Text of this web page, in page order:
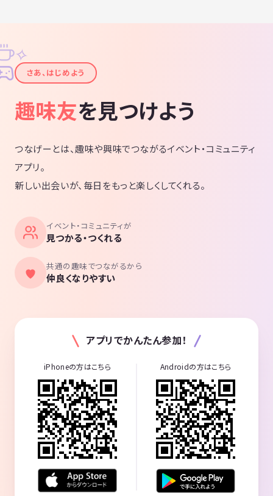
✦
✧
さあ、はじめよう
趣味友を見つけよう
つなげーとは、趣味や興味でつながるイベント・コミュニティ
アプリ。
新しい出会いが、毎日をもっと楽しくしてくれる。
イベント・コミュニティが
見つかる・つくれる
共通の趣味でつながるから
仲良くなりやすい
アプリでかんたん参加！
iPhoneの方はこちら Androidの方はこちら